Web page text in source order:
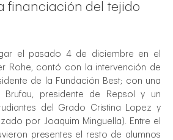
financiación del tejido
el pasado 4 de diciembre en el
Rohe, contó con la intervención de
de la Fundación Best; con una
Brufau, presidente de Repsol y un
del Grado Cristina Lopez y
por Joaquim Minguella). Entre el
presentes el resto de alumnos